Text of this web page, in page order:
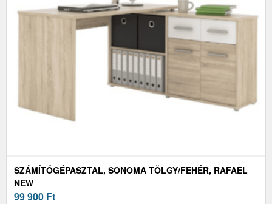
SZÁMÍTÓGÉPASZTAL, SONOMA TÖLGY/FEHÉR, RAFAEL
NEW
99 900 Ft